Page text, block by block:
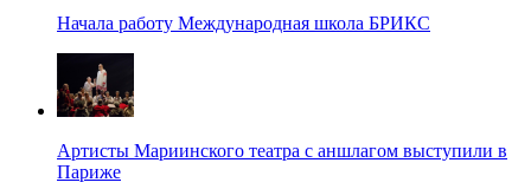
Начала работу Международная школа БРИКС
Артисты Мариинского театра с аншлагом выступили в
Париже